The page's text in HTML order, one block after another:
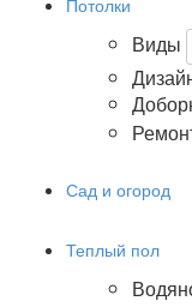
Потолки
Виды
Сад и огород
Теплый пол